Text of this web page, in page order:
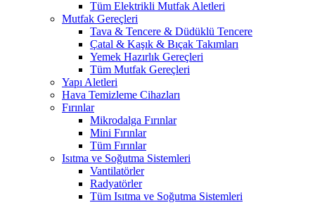
Tüm Elektrikli Mutfak Aletleri
Mutfak Gereçleri
Tava & Tencere & Düdüklü Tencere
Çatal & Kaşık & Bıçak Takımları
Yemek Hazırlık Gereçleri
Tüm Mutfak Gereçleri
Yapı Aletleri
Hava Temizleme Cihazları
Fırınlar
Mikrodalga Fırınlar
Mini Fırınlar
Tüm Fırınlar
Isıtma ve Soğutma Sistemleri
Vantilatörler
Radyatörler
Tüm Isıtma ve Soğutma Sistemleri